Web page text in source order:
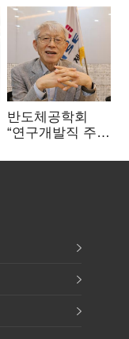
반도체공학회
“연구개발직 주
개선해야”